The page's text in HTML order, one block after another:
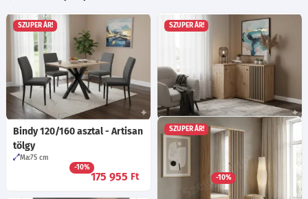
SZUPER ÁR!
Bindy 120/160 asztal - Artisan
tölgy
Ma:75 cm
-10%
175 955 Ft
SZUPER ÁR!
Bindy 12 komód - Artisan
tölgy/fekete
Választható fekete fém lábak!
-10%
108 365
SZUPER ÁR!